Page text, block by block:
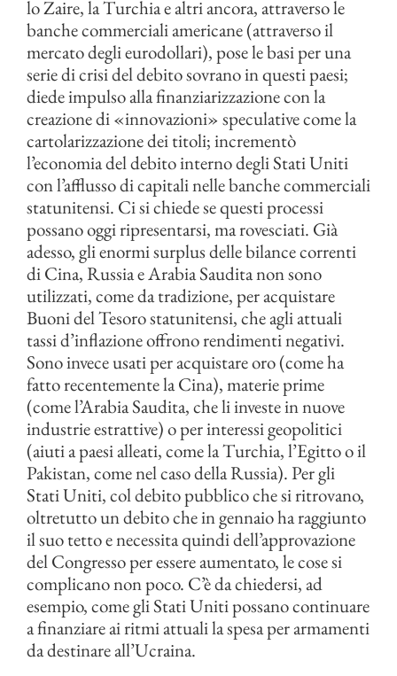
lo Zaire, la Turchia e altri ancora, attraverso le
banche commerciali americane (attraverso il
mercato degli eurodollari), pose le basi per una
serie di crisi del debito sovrano in questi paesi;
diede impulso alla finanziarizzazione con la
creazione di «innovazioni» speculative come la
cartolarizzazione dei titoli; incrementò
l’economia del debito interno degli Stati Uniti
con l’afflusso di capitali nelle banche commerciali
statunitensi. Ci si chiede se questi processi
possano oggi ripresentarsi, ma rovesciati. Già
adesso, gli enormi surplus delle bilance correnti
di Cina, Russia e Arabia Saudita non sono
utilizzati, come da tradizione, per acquistare
Buoni del Tesoro statunitensi, che agli attuali
tassi d’inflazione offrono rendimenti negativi.
Sono invece usati per acquistare oro (come ha
fatto recentemente la Cina), materie prime
(come l’Arabia Saudita, che li investe in nuove
industrie estrattive) o per interessi geopolitici
(aiuti a paesi alleati, come la Turchia, l’Egitto o il
Pakistan, come nel caso della Russia). Per gli
Stati Uniti, col debito pubblico che si ritrovano,
oltretutto un debito che in gennaio ha raggiunto
il suo tetto e necessita quindi dell’approvazione
del Congresso per essere aumentato, le cose si
complicano non poco. C’è da chiedersi, ad
esempio, come gli Stati Uniti possano continuare
a finanziare ai ritmi attuali la spesa per armamenti
da destinare all’Ucraina.